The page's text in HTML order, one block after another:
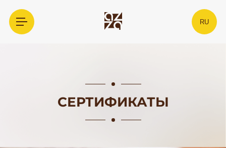
RU
СЕРТИФИКАТЫ